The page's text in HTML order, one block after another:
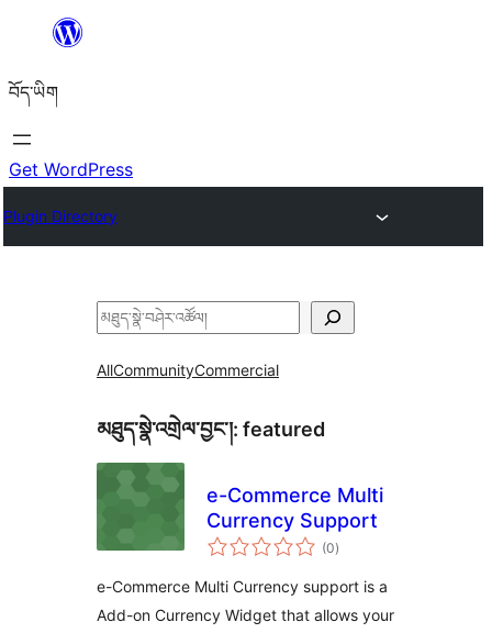
content
བོད་ཡིག
Get WordPress
Plugin Directory
བཤེར་
AllCommunityCommercial
མཐུད་སྣེ་འགྲེལ་བྱང་།: featured
e-Commerce Multi
Currency Support
(0གདེང་
འཇོག་
ཚང་།
)
e-Commerce Multi Currency support is a
Add-on Currency Widget that allows your